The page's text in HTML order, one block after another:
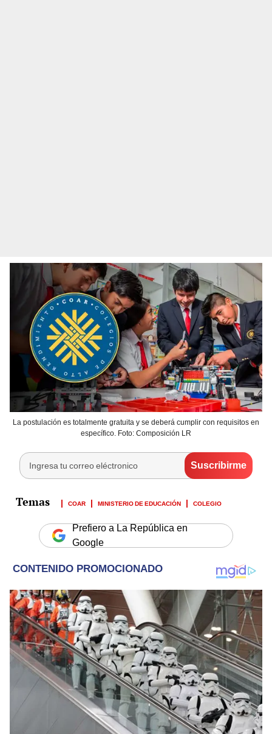
La postulación es totalmente gratuita y se deberá cumplir con requisitos en
específico. Foto: Composición LR
COAR MINISTERIO DE EDUCACIÓN COLEGIO
Prefiero a La República en
Google